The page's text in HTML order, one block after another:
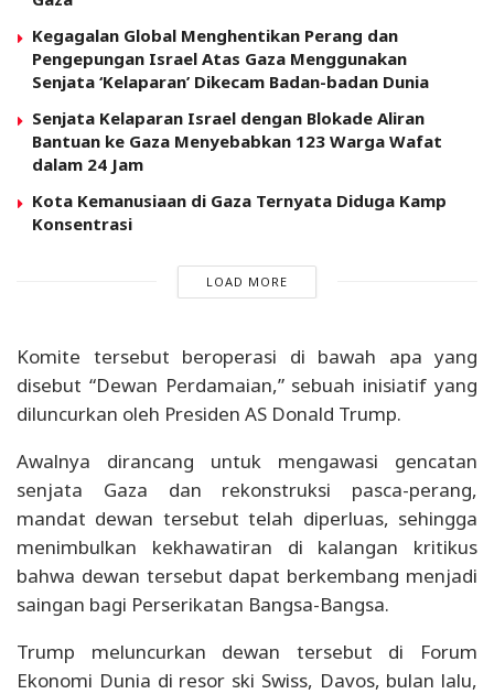
Kegagalan Global Menghentikan Perang dan
Pengepungan Israel Atas Gaza Menggunakan
Senjata ‘Kelaparan’ Dikecam Badan-badan Dunia
Senjata Kelaparan Israel dengan Blokade Aliran
Bantuan ke Gaza Menyebabkan 123 Warga Wafat
dalam 24 Jam
Kota Kemanusiaan di Gaza Ternyata Diduga Kamp
Konsentrasi
LOAD MORE
Komite tersebut beroperasi di bawah apa yang
disebut “Dewan Perdamaian,” sebuah inisiatif yang
diluncurkan oleh Presiden AS Donald Trump.
Awalnya dirancang untuk mengawasi gencatan
senjata Gaza dan rekonstruksi pasca-perang,
mandat dewan tersebut telah diperluas, sehingga
menimbulkan kekhawatiran di kalangan kritikus
bahwa dewan tersebut dapat berkembang menjadi
saingan bagi Perserikatan Bangsa-Bangsa.
Trump meluncurkan dewan tersebut di Forum
Ekonomi Dunia di resor ski Swiss, Davos, bulan lalu,